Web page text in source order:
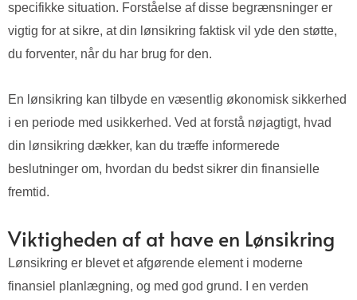
specifikke situation. Forståelse af disse begrænsninger er
vigtig for at sikre, at din lønsikring faktisk vil yde den støtte,
du forventer, når du har brug for den.
En lønsikring kan tilbyde en væsentlig økonomisk sikkerhed
i en periode med usikkerhed. Ved at forstå nøjagtigt, hvad
din lønsikring dækker, kan du træffe informerede
beslutninger om, hvordan du bedst sikrer din finansielle
fremtid.
Viktigheden af at have en Lønsikring
Lønsikring er blevet et afgørende element i moderne
finansiel planlægning, og med god grund. I en verden